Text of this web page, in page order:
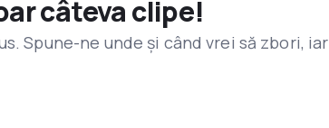
câteva clipe!
Spune-ne unde și când vrei să zbori, iar